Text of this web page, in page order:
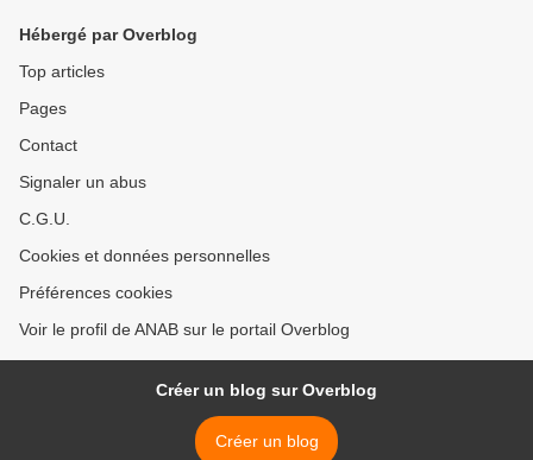
Hébergé par Overblog
Top articles
Pages
Contact
Signaler un abus
C.G.U.
Cookies et données personnelles
Préférences cookies
Voir le profil de ANAB sur le portail Overblog
Créer un blog sur Overblog
Créer un blog